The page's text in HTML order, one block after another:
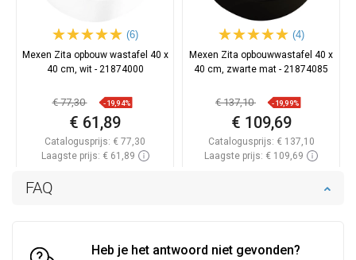
FAQ
Heb je het antwoord niet gevonden?
(6)
Mexen Zita opbouw wastafel 40 x
40 cm, wit - 21874000
€ 77,30 -19,94%
€ 61,89
Catalogusprijs: € 77,30
Laagste prijs: € 61,89
(4)
Mexen Zita opbouwwastafel 40 x
40 cm, zwarte mat - 21874085
€ 137,10 -19,99%
€ 109,69
Catalogusprijs: € 137,10
Laagste prijs: € 109,69